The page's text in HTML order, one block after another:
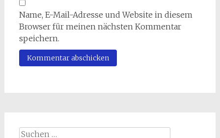
Name, E-Mail-Adresse und Website in diesem
Browser für meinen nächsten Kommentar
speichern.
Suchen